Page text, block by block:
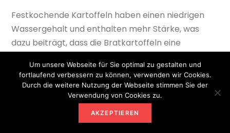
Festkochende Kartoffeln haben einen niedrigen
Wassergehalt und enthalten mehr Stärke, was
dazu beiträgt, dass die Bratkartoffeln eine
Es ist wichtig, dass die Kartoffeln vor dem Braten in
dünnen Scheiben oder Würfeln geschnitten
werden, um eine gleichmäßige Bräunung zu
Um unsere Webseite für Sie optimal zu gestalten und
fortlaufend verbessern zu können, verwenden wir Cookies.
Durch die weitere Nutzung der Webseite stimmen Sie der
Verwendung von Cookies zu.
AKZEPTIEREN